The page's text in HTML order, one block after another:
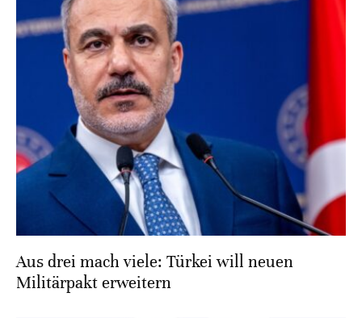
Aus drei mach viele: Türkei will neuen
Militärpakt erweitern